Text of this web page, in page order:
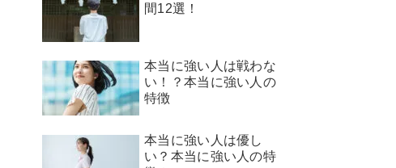
間12選！
本当に強い人は戦わな
い！？本当に強い人の
特徴
本当に強い人は優し
い？本当に強い人の特